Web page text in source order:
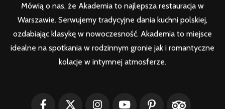
Mówią o nas, że Akademia to najlepsza restauracja w
Warszawie. Serwujemy tradycyjne dania kuchni polskiej,
ozdabiając klasykę w nowoczesność. Akademia to miejsce
idealne na spotkania w rodzinnym gronie jak i romantyczne
kolacje w intymnej atmosferze.